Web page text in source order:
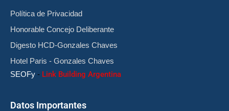
Política de Privacidad
Honorable Concejo Deliberante
Digesto HCD-Gonzales Chaves
Hotel Paris - Gonzales Chaves
SEOFy - Link Building Argentina
Datos Importantes